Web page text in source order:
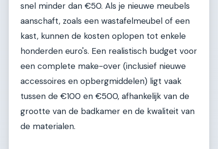
snel minder dan €50. Als je nieuwe meubels
aanschaft, zoals een wastafelmeubel of een
kast, kunnen de kosten oplopen tot enkele
honderden euro's. Een realistisch budget voor
een complete make-over (inclusief nieuwe
accessoires en opbergmiddelen) ligt vaak
tussen de €100 en €500, afhankelijk van de
grootte van de badkamer en de kwaliteit van
de materialen.